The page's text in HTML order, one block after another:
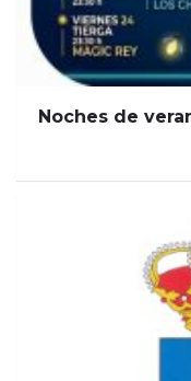
Noches de